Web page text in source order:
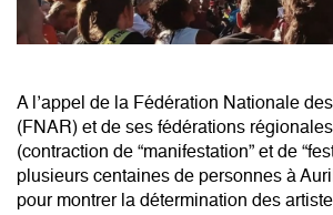
A l’appel de la Fédération Nationale
(FNAR) et de ses fédérations
(contraction de “manifestation” et de
plusieurs centaines de personnes à
pour montrer la détermination des